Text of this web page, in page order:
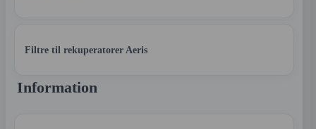
Filtre til rekuperatorer Aeris
Information